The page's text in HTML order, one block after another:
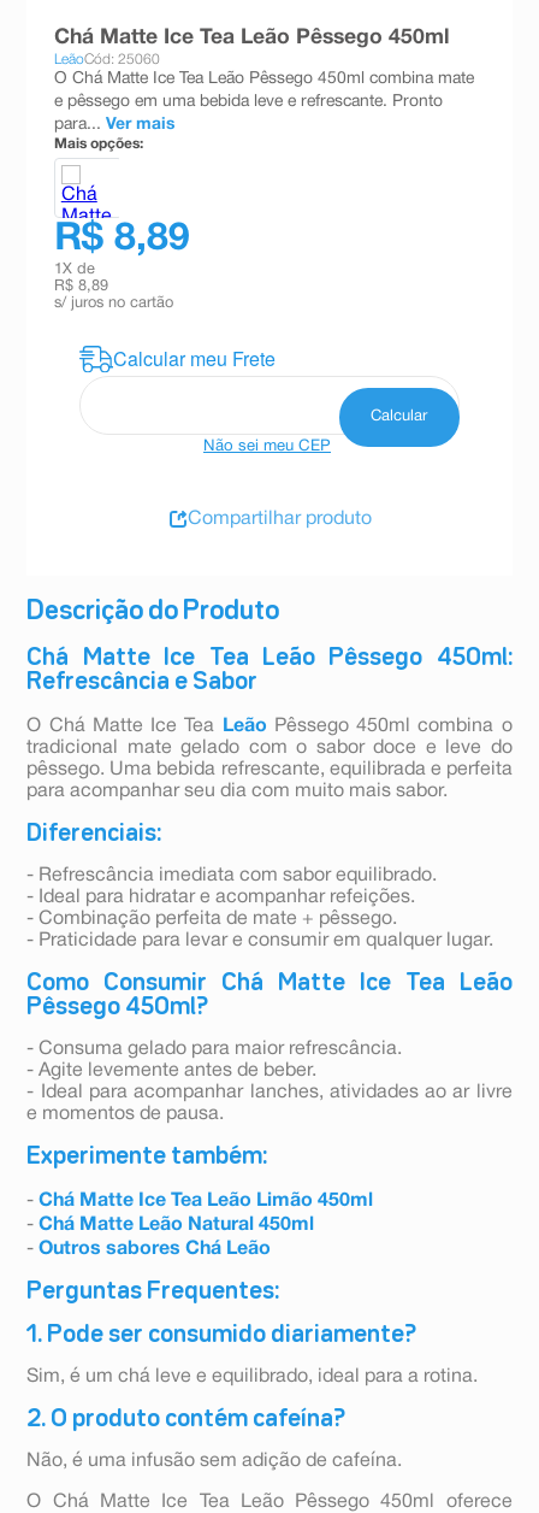
Descrição do Produto
Chá Matte Ice Tea Leão Pêssego 450ml:
Refrescância e Sabor
O Chá Matte Ice Tea Leão Pêssego 450ml combina o
tradicional mate gelado com o sabor doce e leve do
pêssego. Uma bebida refrescante, equilibrada e perfeita
para acompanhar seu dia com muito mais sabor.
Diferenciais:
- Refrescância imediata com sabor equilibrado.
- Ideal para hidratar e acompanhar refeições.
- Combinação perfeita de mate + pêssego.
- Praticidade para levar e consumir em qualquer lugar.
Como Consumir Chá Matte Ice Tea Leão
Pêssego 450ml?
- Consuma gelado para maior refrescância.
- Agite levemente antes de beber.
- Ideal para acompanhar lanches, atividades ao ar livre
e momentos de pausa.
Experimente também:
-Chá Matte Ice Tea Leão Limão 450ml
-Chá Matte Leão Natural 450ml
-Outros sabores Chá Leão
Perguntas Frequentes:
1. Pode ser consumido diariamente?
Sim, é um chá leve e equilibrado, ideal para a rotina.
2. O produto contém cafeína?
Não, é uma infusão sem adição de cafeína.
O Chá Matte Ice Tea Leão Pêssego 450ml oferece
Chá Matte Ice Tea Leão Pêssego 450ml
LeãoCód: 25060
O Chá Matte Ice Tea Leão Pêssego 450ml combina mate
e pêssego em uma bebida leve e refrescante. Pronto
para... Ver mais
Mais opções:
R$ 8,89
1 X de
R$ 8,89
s/ juros no cartão
Não sei meu CEP
Compartilhar produto
absorvente
teste gravidez
10ºesmalte